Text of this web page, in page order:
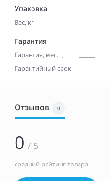
Упаковка
Вес, кг
Гарантия
Гарантия, мес.
Гарантийный срок
Отзывов 0
0 / 5
средний рейтинг товара